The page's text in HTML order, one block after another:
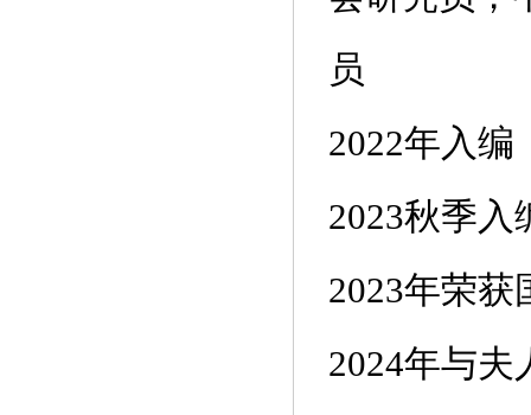
员
2022年入编
2023秋季
2023年荣
2024年与